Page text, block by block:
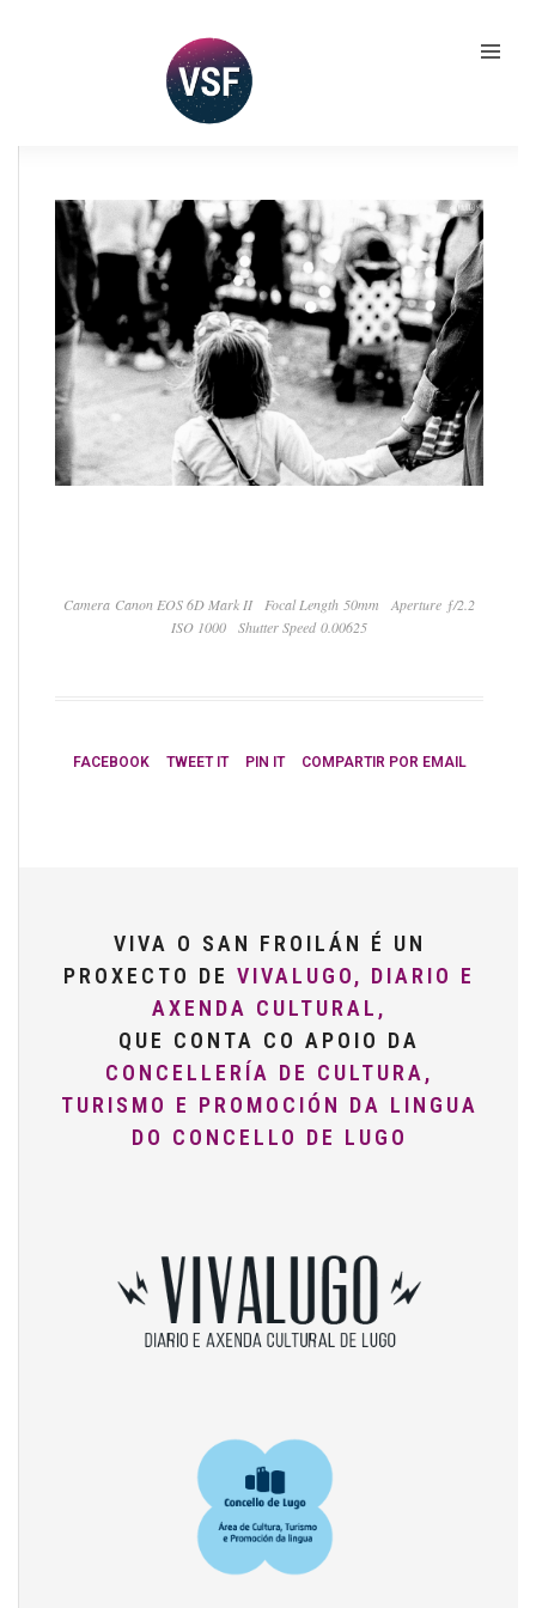
Camera Canon EOS 6D Mark II Focal Length 50mm
Aperture ƒ/2.2
ISO 1000
Shutter Speed 0.00625
FACEBOOK TWEET IT PIN IT COMPARTIR POR EMAIL
VIVA O SAN FROILÁN É UN
PROXECTO DE VIVALUGO, DIARIO E
AXENDA CULTURAL,
QUE CONTA CO APOIO DA
CONCELLERÍA DE CULTURA,
TURISMO E PROMOCIÓN DA LINGUA
DO CONCELLO DE LUGO